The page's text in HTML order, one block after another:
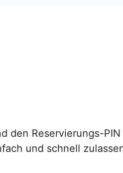
den Reservierungs-PIN
und schnell